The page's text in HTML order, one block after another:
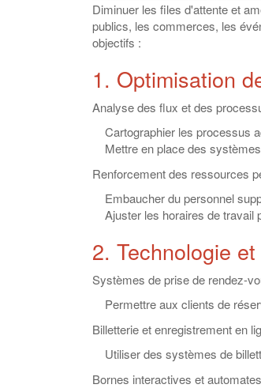
Diminuer les files d'attente et
publics, les commerces, les
objectifs :
1. Optimisation
Analyse des flux et des
Cartographier les processus
Mettre en place des
Renforcement des ressources
Embaucher du personnel
Ajuster les horaires de travail
2. Technologie
Systèmes de prise de rendez-
Permettre aux clients de
Billetterie et enregistrement en
Utiliser des systèmes de
Bornes interactives et